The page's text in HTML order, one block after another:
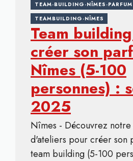
TEAM-BUILDING-NÎMES-PARFUM
TEAMBUILDING-NÎMES
Team
créer son
Nîmes (5-100
personnes) :
2025
Nîmes - Découvrez
d'ateliers pour créer son
team building (5-100